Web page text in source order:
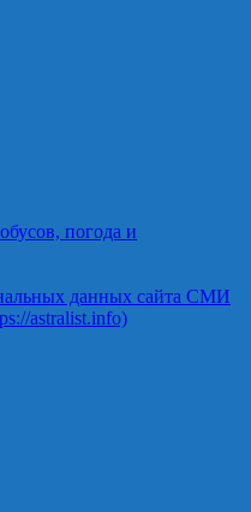
погода и
данных сайта СМИ
astralist.info)